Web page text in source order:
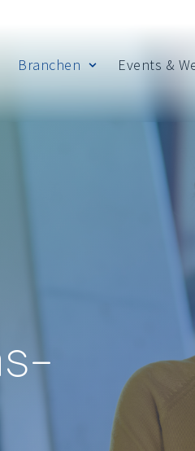
submenu for Leistungen
Branchen
Show submenu
Events &